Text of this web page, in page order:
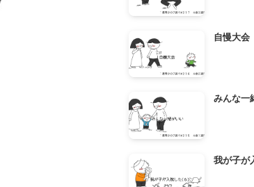
自慢大会
みんな一
我が子が